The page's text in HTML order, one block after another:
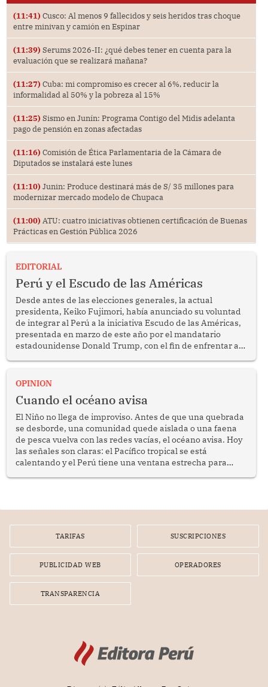
(11:41) Cusco: Al menos 9 fallecidos y seis heridos tras choque
entre minivan y camión en Espinar
(11:39) Serums 2026-II: ¿qué debes tener en cuenta para la
evaluación que se realizará mañana?
(11:27) Cuba: mi compromiso es crecer al 6%, reducir la
informalidad al 50% y la pobreza al 15%
(11:25) Sismo en Junín: Programa Contigo del Midis adelanta
pago de pensión en zonas afectadas
(11:16) Comisión de Ética Parlamentaria de la Cámara de
Diputados se instalará este lunes
(11:10) Junin: Produce destinará más de S/ 35 millones para
modernizar mercado modelo de Chupaca
(11:00) ATU: cuatro iniciativas obtienen certificación de Buenas
Prácticas en Gestión Pública 2026
EDITORIAL
Perú y el Escudo de las Américas
Desde antes de las elecciones generales, la actual
presidenta, Keiko Fujimori, había anunciado su voluntad
de integrar al Perú a la iniciativa Escudo de las Américas,
presentada en marzo de este año por el mandatario
estadounidense Donald Trump, con el fin de enfrentar al
OPINION
Cuando el océano avisa
El Niño no llega de improviso. Antes de que una quebrada
se desborde, una comunidad quede aislada o una faena
de pesca vuelva con las redes vacías, el océano avisa. Hoy
las señales son claras: el Pacífico tropical se está
calentando y el Perú tiene una ventana estrecha para
TARIFAS SUSCRIPCIONES
PUBLICIDAD WEB OPERADORES
TRANSPARENCIA